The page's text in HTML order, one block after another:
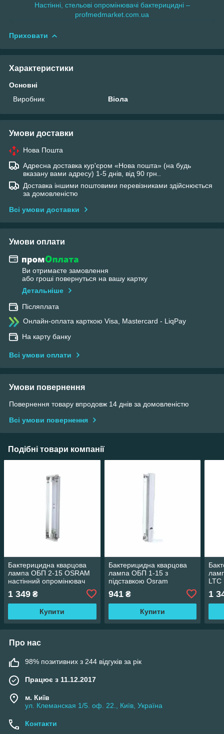
Настінні, стельові опромінювачі бактерицидні –
profmedmarket.com.ua
Приховати
Характеристики
Основні
Виробник
Віола
Умови доставки
Нова Пошта
Адресна доставка кур'єром «Нова пошта» (на будь
вказану вами адресу) 1-5 днів, від 90 грн..
Доставка іншими поштовими перевізниками здійснюється
за домовленістю
Всі умови доставки
Умови оплати
Ви отримаєте замовлення
або гроші повернуться на вашу картку
Детальніше
Післяплата
Онлайн-оплата карткою Visa, Mastercard - LiqPay
На карту банку
Всі умови оплати
Умови повернення
Повернення товару впродовж 14 днів за домовленістю
Всі умови повернення
Подібні товари компанії
Бактерицидна кварцова
лампа ОБП 2-15 OSRAM
настінний опромінювач
1 349 ₴
Купити
Бактерицидна кварцова
лампа ОБП 1-15 з
підставкою Osram
переносна опромінювач
941₴
Купити
LTC
1
Про нас
98% позитивних з 244 відгуків за рік
Працює з 11.12.2017
м. Київ
ул. Клеманская 1/5. оф. 22., Київ, Україна
Контакти